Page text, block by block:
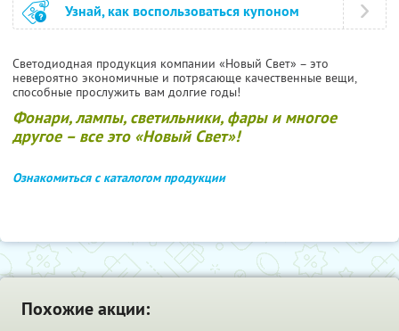
Узнай, как воспользоваться купоном
Светодиодная продукция компании «Новый Свет» – это
невероятно экономичные и потрясающе качественные вещи,
способные прослужить вам долгие годы!
Фонари, лампы, светильники, фары и многое
другое – все это «Новый Свет»!
Ознакомиться с каталогом продукции
Похожие акции: